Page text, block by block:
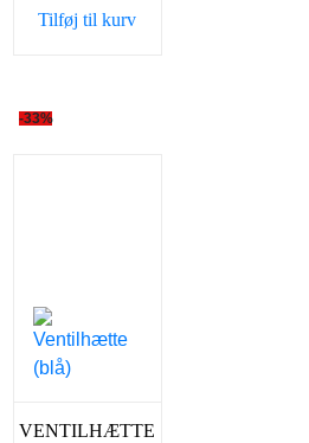
Tilføj til kurv
-33%
VENTILHÆTTE